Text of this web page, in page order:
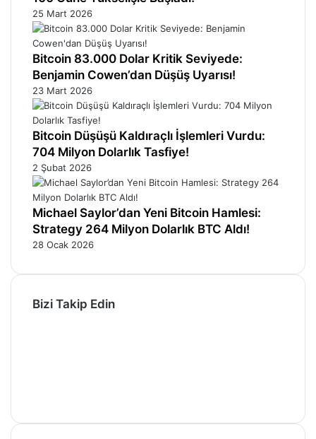
25 Mart 2026
Bitcoin 83.000 Dolar Kritik Seviyede:
Benjamin Cowen’dan Düşüş Uyarısı!
23 Mart 2026
Bitcoin Düşüşü Kaldıraçlı İşlemleri Vurdu:
704 Milyon Dolarlık Tasfiye!
2 Şubat 2026
Michael Saylor’dan Yeni Bitcoin Hamlesi:
Strategy 264 Milyon Dolarlık BTC Aldı!
28 Ocak 2026
Bizi Takip Edin